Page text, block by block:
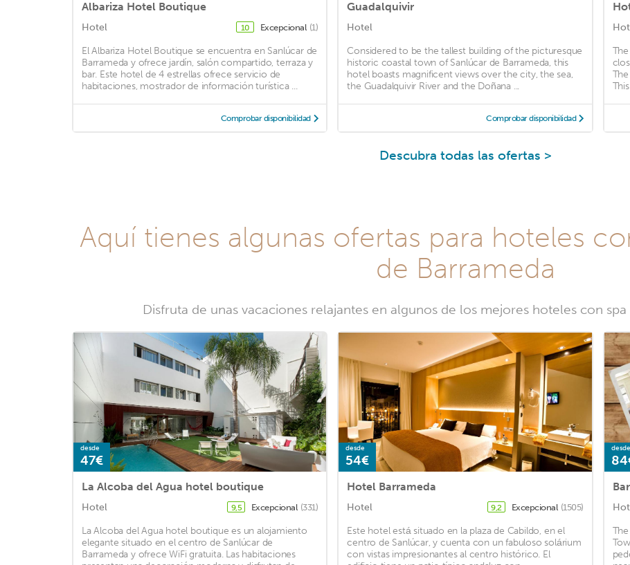
Albariza Hotel Boutique
Hotel 10 Excepcional (1)
El Albariza Hotel Boutique se encuentra en Sanlúcar de
Barrameda y ofrece jardín, salón compartido, terraza y
bar. Este hotel de 4 estrellas ofrece servicio de
habitaciones, mostrador de información turística ...
Comprobar disponibilidad
Guadalquivir
Hotel
Considered to be the tallest building of the picturesque
historic coastal town of Sanlúcar de Barrameda, this
hotel boasts magnificent views over the city, the sea,
the Guadalquivir River and the Doñana ...
Comprobar disponibilidad
Descubra todas las ofertas >
Aquí tienes algunas ofertas para hoteles
de Barrameda
Disfruta de unas vacaciones relajantes en algunos de los mejores hoteles con
desde
47€
La Alcoba del Agua hotel boutique
Hotel 9,5 Excepcional (331)
La Alcoba del Agua hotel boutique es un alojamiento
elegante situado en el centro de Sanlúcar de
Barrameda y ofrece WiFi gratuita. Las habitaciones
desde
54€
Hotel Barrameda
Hotel 9,2 Excepcional (1505)
Este hotel está situado en la plaza de Cabildo, en el
centro de Sanlúcar, y cuenta con un fabuloso solárium
con vistas impresionantes al centro histórico. El
desde